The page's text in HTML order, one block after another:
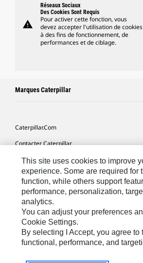
warning
Réseaux Sociaux
Des Cookies Sont Requis
Pour activer cette fonction, vous
devez accepter l'utilisation de cookies
à des fins de fonctionnement, de
performances et de ciblage.
Marques Caterpillar
Caterpillar.com
Contacter Caterpillar
Mes Préférences Marketing
Plan Du Site
Cookie Settings
Légales
Confidentialité
This site uses cookies to improve
experience. Some are required for
function, while others support
performance, personalization,
analytics.
You can adjust your preferences
Cookie Settings.
By selecting I Accept, you agree to
functional, performance, and